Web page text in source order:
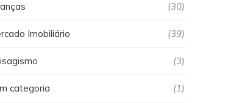
(30)
Imobiliário (39)
(3)
categoria (1)